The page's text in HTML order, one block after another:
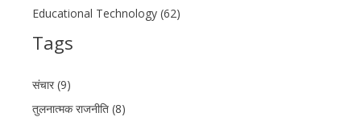
Educational Technology (62)
Tags
संचार (9)
तुलनात्मक राजनीति (8)